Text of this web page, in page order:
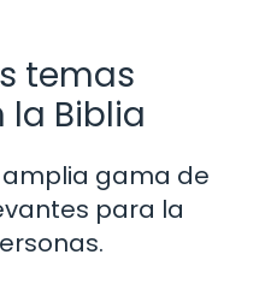
temas
Biblia
amplia gama de
para la